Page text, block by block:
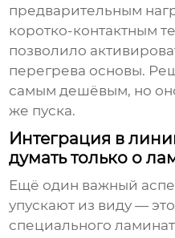
предварительным
коротко-контактным
позволило
перегрева основы.
самым дешёвым, но
же пуска.
Интеграция в
думать только о
Ещё один важный
упускают из виду —
специального